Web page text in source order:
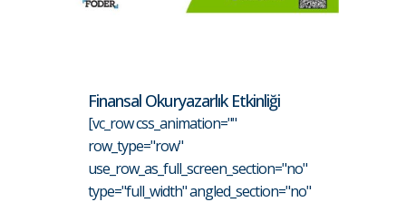
Finansal Okuryazarlık Etkinliği
[vc_row css_animation=""
row_type="row"
use_row_as_full_screen_section="no"
type="full_width" angled_section="no"